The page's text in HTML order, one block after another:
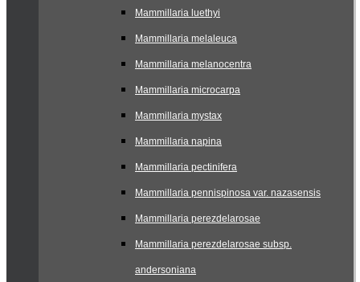
Mammillaria luethyi
Mammillaria melaleuca
Mammillaria melanocentra
Mammillaria microcarpa
Mammillaria mystax
Mammillaria napina
Mammillaria pectinifera
Mammillaria pennispinosa var. nazasensis
Mammillaria perezdelarosae
Mammillaria perezdelarosae subsp.
andersoniana